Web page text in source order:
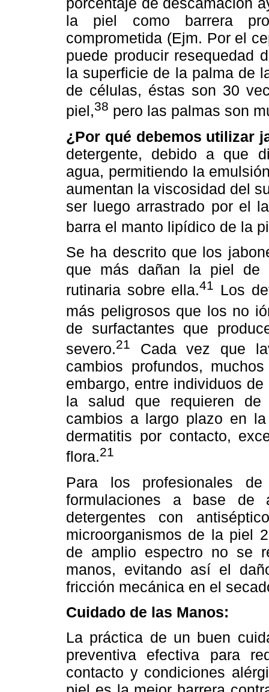
la piel como barrera
comprometida (Ejm. Por el
puede producir resequedad
la superficie de la palma de
de células, éstas son 30
piel,38 pero las palmas son
¿Por qué debemos utilizar
detergente, debido a que
agua, permitiendo la
aumentan la viscosidad del
ser luego arrastrado por el
barra el manto lipídico de la
Se ha descrito que los
que más dañan la piel de
rutinaria sobre ella.41
Los
más peligrosos que los no
de surfactantes que
severo.21
Cada vez que
cambios profundos,
embargo, entre individuos
la salud que requieren de
cambios a largo plazo en
dermatitis por contacto,
flora.21
Para los profesionales
formulaciones a base de
detergentes con
microorganismos de la piel
de amplio espectro no se
manos, evitando así el
fricción mecánica en el
Cuidado de las Manos:
La práctica de un buen
preventiva efectiva para
contacto y condiciones